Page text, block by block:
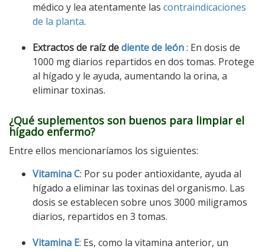
médico y lea atentamente las contraindicaciones
de la planta.
Extractos de raíz dediente de león: En dosis de
1000 mg diarios repartidos en dos tomas. Protege
al hígado y le ayuda, aumentando la orina, a
eliminar toxinas.
¿Qué suplementos son buenos para limpiar el
hígado enfermo?
Entre ellos mencionaríamos los siguientes:
Vitamina C: Por su poder antioxidante, ayuda al
hígado a eliminar las toxinas del organismo. Las
dosis se establecen sobre unos 3000 miligramos
diarios, repartidos en 3 tomas.
Vitamina E: Es, como la vitamina anterior, un